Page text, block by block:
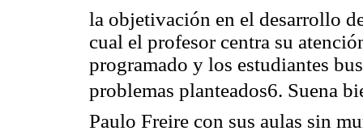
la objetivación en el desarrollo
cual el profesor centra su
programado y los estudiantes
problemas planteados6. Suena
Paulo Freire con sus aulas sin